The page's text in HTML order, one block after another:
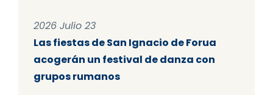
2026 Julio 23
Las fiestas de San Ignacio de Forua
acogerán un festival de danza con
grupos rumanos